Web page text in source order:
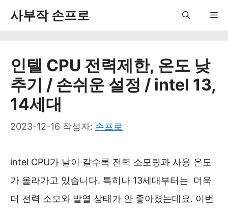
사부작 손프로
인텔 CPU 전력제한, 온도 낮
추기 / 손쉬운 설정 / intel 13,
14세대
2023-12-16 작성자: 손프로
intel CPU가 날이 갈수록 전력 소모량과 사용 온도
가 올라가고 있습니다. 특히나 13세대부터는 더욱
더 전력 소모와 발열 상태가 안 좋아졌는데요. 이번